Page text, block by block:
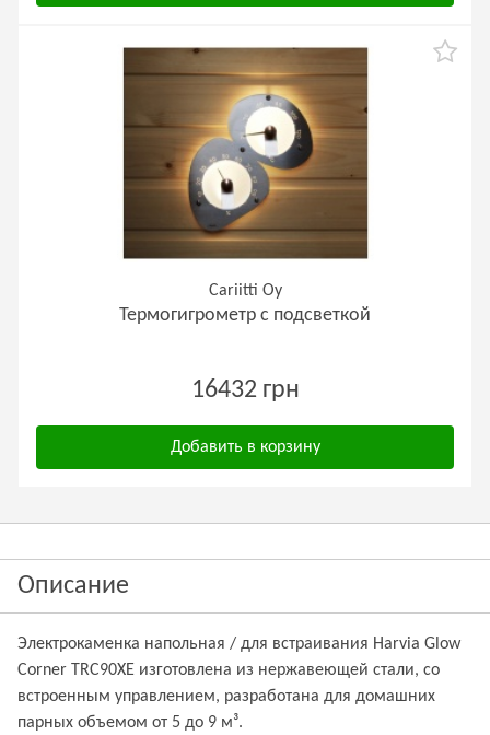
Cariitti Oy
Термогигрометр с подсветкой
16432 грн
Добавить в корзину
Описание
Электрокаменка напольная / для встраивания Harvia Glow
Corner TRC90XE изготовлена из нержавеющей стали, со
встроенным управлением, разработана для домашних
парных объемом от 5 до 9 м³.